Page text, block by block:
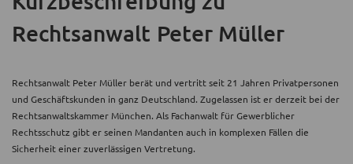
Rechtsanwalt Peter Müller
Rechtsanwalt Peter Müller berät und vertritt seit 21 Jahren Privatpersonen
und Geschäftskunden in ganz Deutschland. Zugelassen ist er derzeit bei der
Rechtsanwaltskammer München. Als Fachanwalt für Gewerblicher
Rechtsschutz gibt er seinen Mandanten auch in komplexen Fällen die
Sicherheit einer zuverlässigen Vertretung.